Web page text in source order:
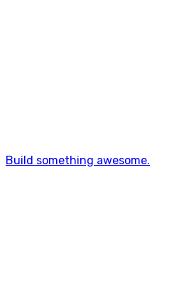
Build something awesome.